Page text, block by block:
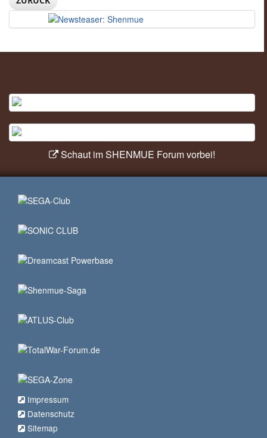
Schaut im SHENMUE Forum vorbei!
Impressum
Datenschutz
Sitemap